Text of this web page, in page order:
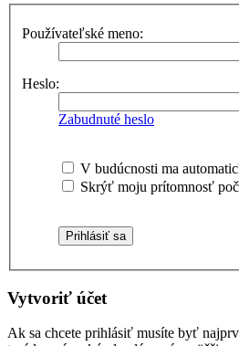
Používateľské meno:
Heslo:
Zabudnuté heslo
V budúcnosti ma
Skrýť moju prítomnosť
Vytvoriť účet
Ak sa chcete prihlásiť musíte byť